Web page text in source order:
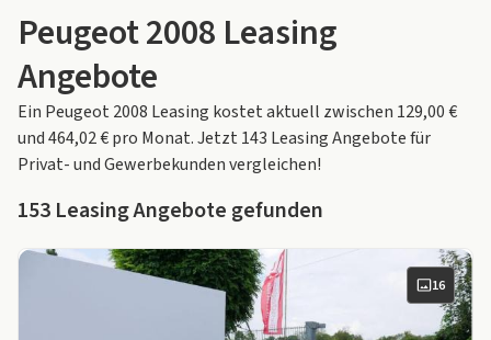
Peugeot 2008 Leasing
Angebote
Ein Peugeot 2008 Leasing kostet aktuell zwischen 129,00 €
und 464,02 € pro Monat. Jetzt 143 Leasing Angebote für
Privat- und Gewerbekunden vergleichen!
153 Leasing Angebote gefunden
16